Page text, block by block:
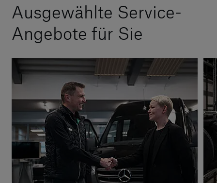
Ausgewählte Service-
Angebote für Sie